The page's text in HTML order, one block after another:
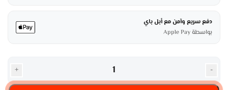
دفع سريع وآمن مع أبل باي
بواسطة Apple Pay
-
+